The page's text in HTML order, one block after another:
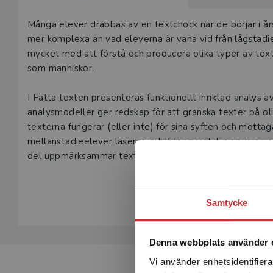
Samtycke
Denna webbplats använder
Vi använder
Våra
under 180
vår
Den här
Beskrivning
Många elever drabbas av en textchock när de börjar i
mer komplexa än vad eleverna är vana vid från
mycket med att förstå och producera olika typer av
som människor.
I Fatta texten presenteras funktionellt inriktad analys
analysmodeller ger redskap för att granska texter på
texterna fungerar (eller inte) för sina syften och
mellanstadieelever läser, särskilt läromedel men även
del uppmärksammar texter som eleverna själva skriver
Boken erbjuder lärarstudenter och verksamma